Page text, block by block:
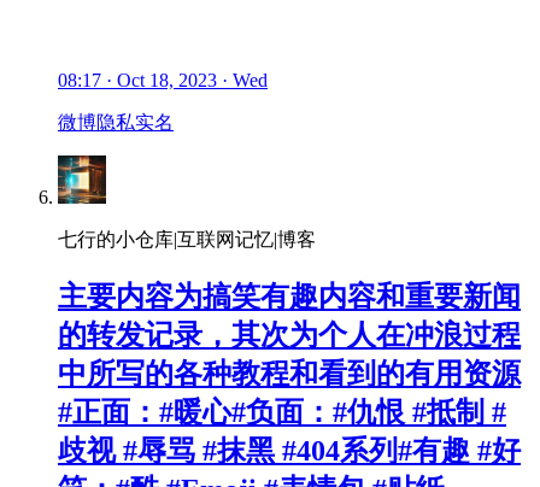
08:17 · Oct 18, 2023 · Wed
微博隐私实名
七行的小仓库|互联网记忆|博客
主要内容为搞笑有趣内容和重要新闻
的转发记录，其次为个人在冲浪过程
中所写的各种教程和看到的有用资源
#正面：#暖心#负面：#仇恨 #抵制 #
歧视 #辱骂 #抹黑 #404系列#有趣 #好